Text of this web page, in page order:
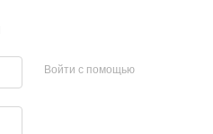
Войти с помощью